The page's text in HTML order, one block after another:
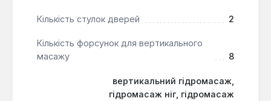
Душова кабіна AquaStream Comfort 150 HW є
ідеальним рішенням для тих, хто прагне
спа-куточок. Вона підходить для встановлення у
просторих ванних кімнатах житлових будинків або
Кількість стулок дверей 2
Кількість форсунок для вертикального
масажу
8
вертикальний гідромасаж,
гідромасаж ніг, гідромасаж